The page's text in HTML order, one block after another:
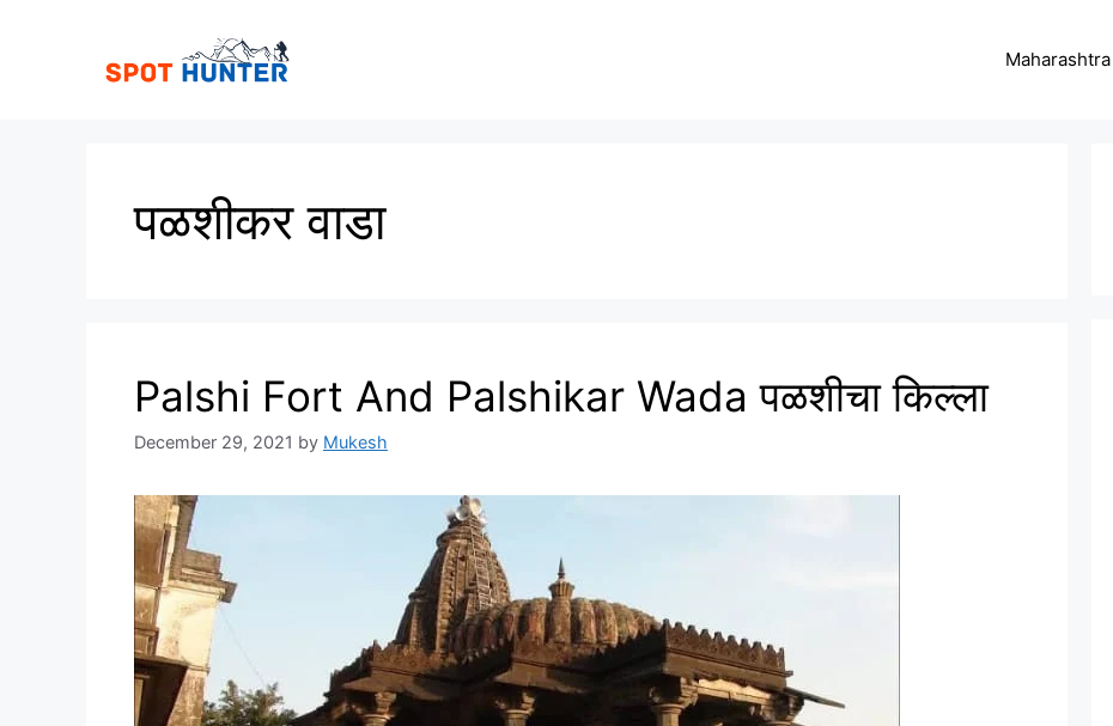
Maharashtra
पळशीकर वाडा
Palshi Fort And Palshikar Wada पळशीचा किल्ला
December 29, 2021 by Mukesh